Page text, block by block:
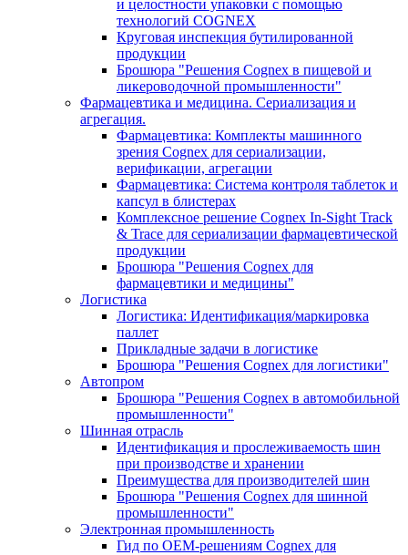
и целостности упаковки с помощью
технологий COGNEX
Круговая инспекция бутилированной
продукции
Брошюра "Решения Cognex в пищевой и
ликероводочной промышленности"
Фармацевтика и медицина. Сериализация и
агрегация.
Фармацевтика: Комплекты машинного
зрения Cognex для сериализации,
верификации, агрегации
Фармацевтика: Система контроля таблеток и
капсул в блистерах
Комплексное решение Cognex In-Sight Track
& Trace для сериализации фармацевтической
продукции
Брошюра "Решения Cognex для
фармацевтики и медицины"
Логистика
Логистика: Идентификация/маркировка
паллет
Прикладные задачи в логистике
Брошюра "Решения Cognex для логистики"
Автопром
Брошюра "Решения Cognex в автомобильной
промышленности"
Шинная отрасль
Идентификация и прослеживаемость шин
при производстве и хранении
Преимущества для производителей шин
Брошюра "Решения Cognex для шинной
промышленности"
Электронная промышленность
Гид по ОЕМ-решениям Cognex для